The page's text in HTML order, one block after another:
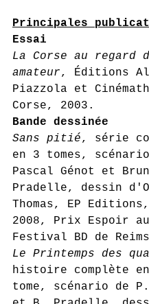
Principales
Essai
La Corse au regard
amateur, Éditions
Piazzola et
Corse, 2003.
Bande dessinée
Sans pitié, série
en 3 tomes,
Pascal Génot et
Pradelle, dessin
Thomas, EP
2008, Prix Espoir
Festival BD de
Le Printemps des
histoire complète
tome, scénario de